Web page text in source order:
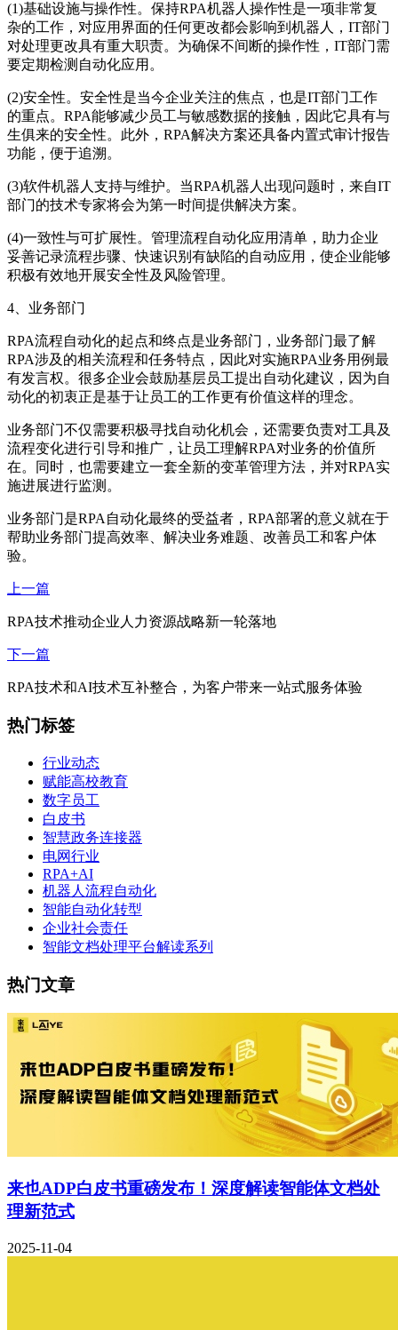
(1)基础设施与操作性。保持RPA机器人操作性是一项非常复
杂的工作，对应用界面的任何更改都会影响到机器人，IT部门
对处理更改具有重大职责。为确保不间断的操作性，IT部门需
要定期检测自动化应用。
(2)安全性。安全性是当今企业关注的焦点，也是IT部门工作
的重点。RPA能够减少员工与敏感数据的接触，因此它具有与
生俱来的安全性。此外，RPA解决方案还具备内置式审计报告
功能，便于追溯。
(3)软件机器人支持与维护。当RPA机器人出现问题时，来自IT
部门的技术专家将会为第一时间提供解决方案。
(4)一致性与可扩展性。管理流程自动化应用清单，助力企业
妥善记录流程步骤、快速识别有缺陷的自动应用，使企业能够
积极有效地开展安全性及风险管理。
4、业务部门
RPA流程自动化的起点和终点是业务部门，业务部门最了解
RPA涉及的相关流程和任务特点，因此对实施RPA业务用例最
有发言权。很多企业会鼓励基层员工提出自动化建议，因为自
动化的初衷正是基于让员工的工作更有价值这样的理念。
业务部门不仅需要积极寻找自动化机会，还需要负责对工具及
流程变化进行引导和推广，让员工理解RPA对业务的价值所
在。同时，也需要建立一套全新的变革管理方法，并对RPA实
施进展进行监测。
业务部门是RPA自动化最终的受益者，RPA部署的意义就在于
帮助业务部门提高效率、解决业务难题、改善员工和客户体
验。
上一篇
RPA技术推动企业人力资源战略新一轮落地
下一篇
RPA技术和AI技术互补整合，为客户带来一站式服务体验
热门标签
行业动态
赋能高校教育
数字员工
白皮书
智慧政务连接器
电网行业
RPA+AI
机器人流程自动化
智能自动化转型
企业社会责任
智能文档处理平台解读系列
热门文章
来也ADP白皮书重磅发布！深度解读智能体文档处
理新范式
2025-11-04